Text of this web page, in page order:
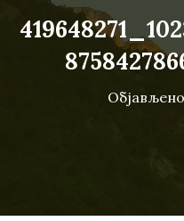
Објављено